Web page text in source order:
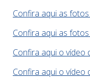
Confira aqui as
Confira aqui as
Confira aqui o vídeo
Confira aqui o vídeo